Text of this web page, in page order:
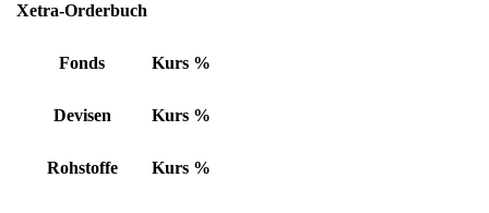
Xetra-Orderbuch
Fonds Kurs %
Devisen Kurs %
Rohstoffe Kurs %